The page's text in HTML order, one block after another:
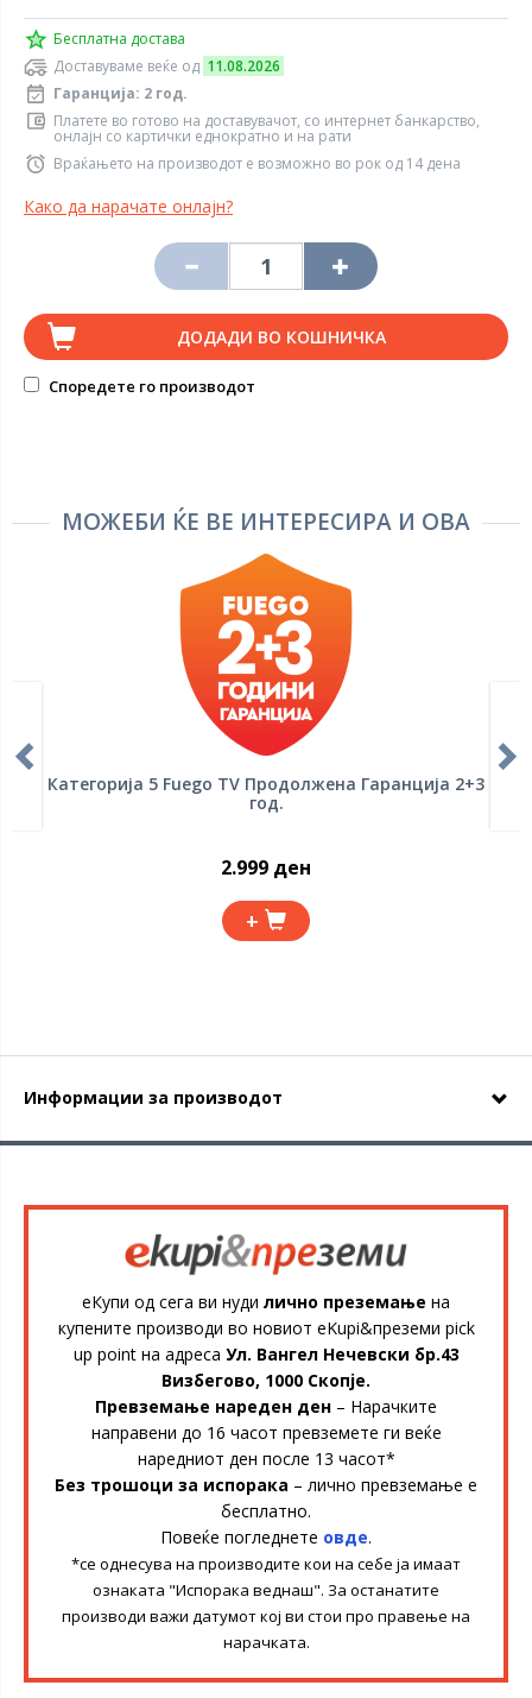
Бесплатна достава
Доставуваме веќе од 11.08.2026
Гаранција: 2 год.
Платете во готово на доставувачот, со интернет банкарство,
онлајн со картички еднократно и на рати
Враќањето на производот е возможно во рок од 14 дена
Како да нарачате онлајн?
ДОДАДИ ВО КОШНИЧКА
Споредете го производот
МОЖЕБИ ЌЕ ВЕ ИНТЕРЕСИРА И ОВА
Категорија 5 Fuego TV Продолжена Гаранција 2+3
год.
2.999 ден
+
Информации за производот
еКупи од сега ви нуди лично преземање на
купените производи во новиот eKupi&преземи pick
up point на адреса Ул. Вангел Нечевски бр.43
Визбегово, 1000 Скопје.
Превземање нареден ден – Нарачките
направени до 16 часот превземете ги веќе
наредниот ден после 13 часот*
Без трошоци за испорака – лично превземање е
бесплатно.
Повеќе погледнете овде.
*се однесува на производите кои на себе ја имаат
ознаката "Испорака веднаш". За останатите
производи важи датумот кој ви стои про правење на
нарачката.